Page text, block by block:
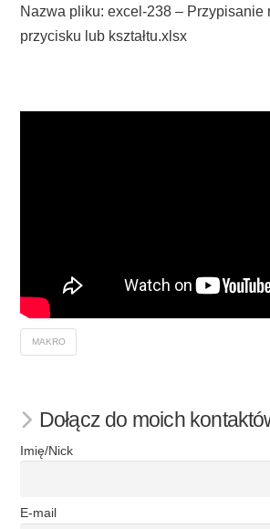
Nazwa pliku: excel-238 – Przypisanie
przycisku lub kształtu.xlsx
MAKRO
Dołącz do moich
Imię/Nick
E-mail